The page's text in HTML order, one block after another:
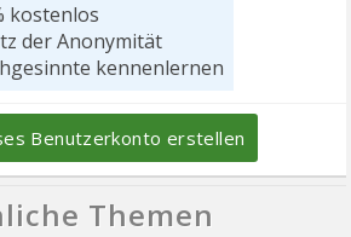
kostenlos
der Anonymität
kennenlernen
Benutzerkonto erstellen
Themen